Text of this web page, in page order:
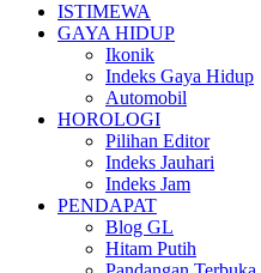
ISTIMEWA
GAYA HIDUP
Ikonik
Indeks Gaya Hidup
Automobil
HOROLOGI
Pilihan Editor
Indeks Jauhari
Indeks Jam
PENDAPAT
Blog GL
Hitam Putih